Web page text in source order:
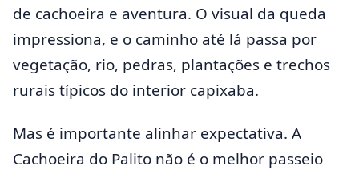
de cachoeira e aventura. O visual da queda
impressiona, e o caminho até lá passa por
vegetação, rio, pedras, plantações e trechos
rurais típicos do interior capixaba.
Mas é importante alinhar expectativa. A
Cachoeira do Palito não é o melhor passeio